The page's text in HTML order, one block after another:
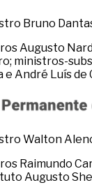
Bruno
Augusto
ministros-
e André Luís de
Walton
Raimundo
Augusto